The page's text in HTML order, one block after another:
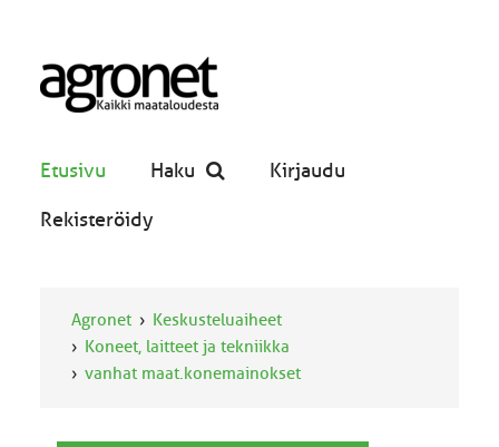
Etusivu Haku Kirjaudu
Rekisteröidy
Agronet
Keskusteluaiheet
Koneet, laitteet ja tekniikka
vanhat maat.konemainokset